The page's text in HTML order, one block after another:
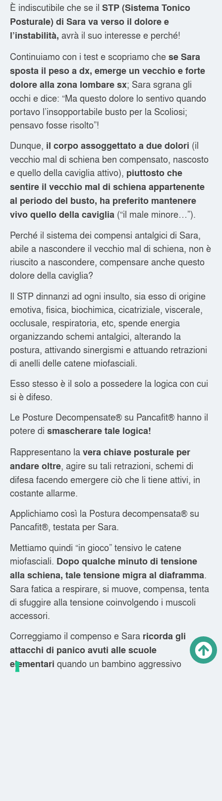
È indiscutibile che se il STP (Sistema Tonico
Posturale) di Sara va verso il dolore e
l’instabilità, avrà il suo interesse e perché!
Continuiamo con i test e scopriamo chese Sara
sposta il peso a dx, emerge un vecchio e forte
dolore alla zona lombare sx; Sara sgrana gli
occhi e dice: “Ma questo dolore lo sentivo quando
portavo l’insopportabile busto per la Scoliosi;
pensavo fosse risolto”!
Dunque, il corpo assoggettato a due dolori (il
vecchio mal di schiena ben compensato, nascosto
e quello della caviglia attivo), piuttosto che
sentire il vecchio mal di schiena appartenente
al periodo del busto, ha preferito mantenere
vivo quello della caviglia (“il male minore…”).
Perché il sistema dei compensi antalgici di Sara,
abile a nascondere il vecchio mal di schiena, non è
riuscito a nascondere, compensare anche questo
dolore della caviglia?
Il STP dinnanzi ad ogni insulto, sia esso di origine
emotiva, fisica, biochimica, cicatriziale, viscerale,
occlusale, respiratoria, etc, spende energia
organizzando schemi antalgici, alterando la
postura, attivando sinergismi e attuando retrazioni
di anelli delle catene miofasciali.
Esso stesso è il solo a possedere la logica con cui
si è difeso.
Le Posture Decompensate® su Pancafit® hanno il
potere di smascherare tale logica!
Rappresentano lavera chiave posturale per
andare oltre, agire su tali retrazioni, schemi di
difesa facendo emergere ciò che li tiene attivi, in
costante allarme.
Applichiamo così la Postura decompensata® su
Pancafit®, testata per Sara.
Mettiamo quindi “in gioco” tensivo le catene
miofasciali. Dopo qualche minuto di tensione
alla schiena, tale tensione migra al diaframma.
Sara fatica a respirare, si muove, compensa, tenta
di sfuggire alla tensione coinvolgendo i muscoli
accessori.
Correggiamo il compenso e Sara ricorda gli
attacchi di panico avuti alle scuole
elementari quando un bambino aggressivo